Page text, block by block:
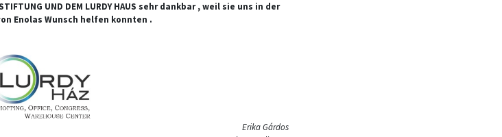
UND DEM LURDY HAUS sehr dankbar , weil sie uns in der
Enolas Wunsch helfen konnten .
Erika Gárdos